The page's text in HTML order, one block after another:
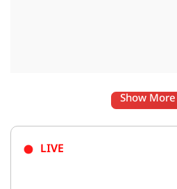
Show More
LIVE